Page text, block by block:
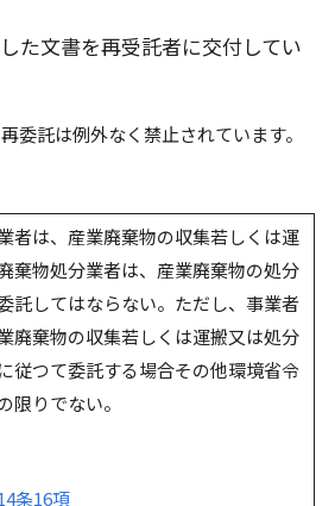
た文書を再受託者に交付してい
委託は例外なく禁止されています。
者は、産業廃棄物の収集若しくは運
棄物処分業者は、産業廃棄物の処分
託してはならない。ただし、事業者
廃棄物の収集若しくは運搬又は処分
従つて委託する場合その他環境省令
限りでない。
条16項